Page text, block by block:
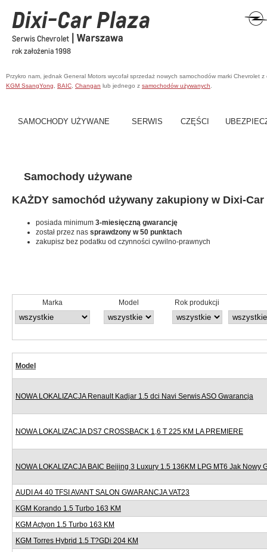
Przykro nam, jednak General Motors wycofał sprzedaż nowych samochodów marki Chevrolet
KGM SsangYong
BAIC Changan lub jednego z samochodów używanych
SAMOCHODY UŻYWANE SERWIS CZĘŚCI
Samochody używane
KAŻDY samochód używany zakupiony w Dixi-Car
posiada minimum 3-miesięczną gwarancję
został przez nas sprawdzony w 50 punktach
zakupisz bez podatku od czynności cywilno-prawnych
Marka Model Rok produkcji
Model
NOWA LOKALIZACJA Renault Kadjar 1.5 dci Navi Serwis ASO Gwarancja
NOWA LOKALIZACJA DS7 CROSSBACK 1,6 T 225 KM LA PREMIERE
NOWA LOKALIZACJA BAIC Beijing 3 Luxury 1.5 136KM LPG MT6 Jak Nowy
AUDI A4 40 TFSI AVANT SALON GWARANCJA VAT23
KGM Korando 1.5 Turbo 163 KM
KGM Actyon 1.5 Turbo 163 KM
KGM Torres Hybrid 1.5 T?GDi 204 KM